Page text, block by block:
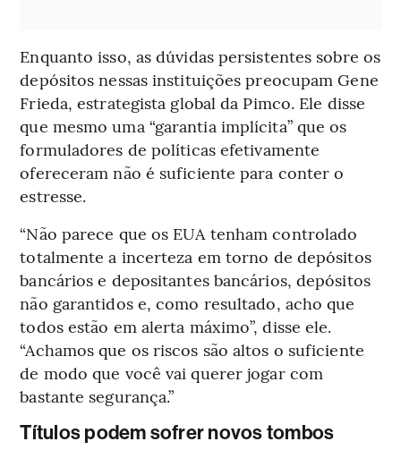
Enquanto isso, as dúvidas persistentes sobre os
depósitos nessas instituições preocupam Gene
Frieda, estrategista global da Pimco. Ele disse
que mesmo uma “garantia implícita” que os
formuladores de políticas efetivamente
ofereceram não é suficiente para conter o
estresse.
“Não parece que os EUA tenham controlado
totalmente a incerteza em torno de depósitos
bancários e depositantes bancários, depósitos
não garantidos e, como resultado, acho que
todos estão em alerta máximo”, disse ele.
“Achamos que os riscos são altos o suficiente
de modo que você vai querer jogar com
bastante segurança.”
Títulos podem sofrer novos tombos